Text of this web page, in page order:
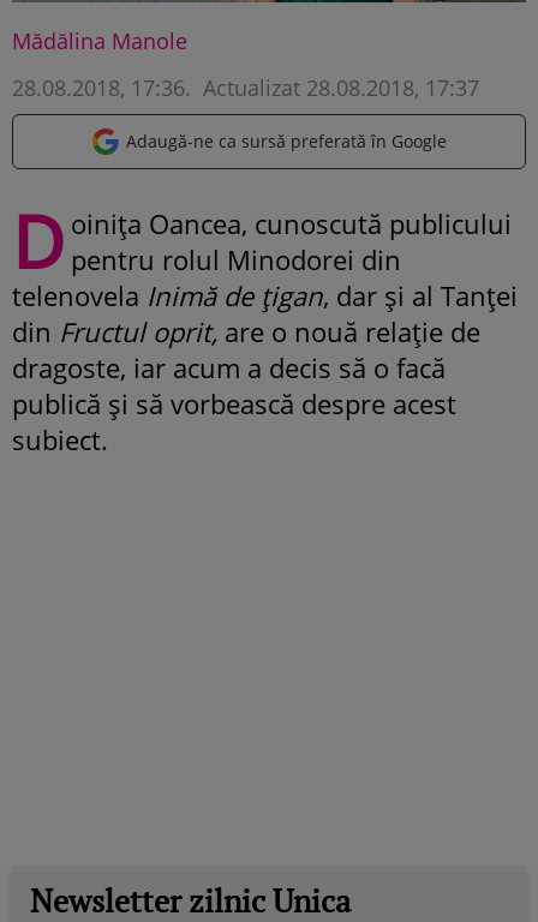
Mădălina Manole
28.08.2018, 17:36. Actualizat 28.08.2018, 17:37
Adaugă-ne ca sursă preferată în Google
D oinița Oancea, cunoscută publicului
pentru rolul Minodorei din
telenovela Inimă de țigan, dar și al Tanței
din Fructul oprit, are o nouă relație de
dragoste, iar acum a decis să o facă
publică și să vorbească despre acest
subiect.
Newsletter zilnic Unica